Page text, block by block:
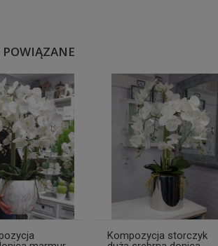
POWIĄZANE
Kompozycja storczyk